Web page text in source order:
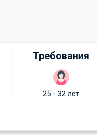
Требования
25 - 32 лет